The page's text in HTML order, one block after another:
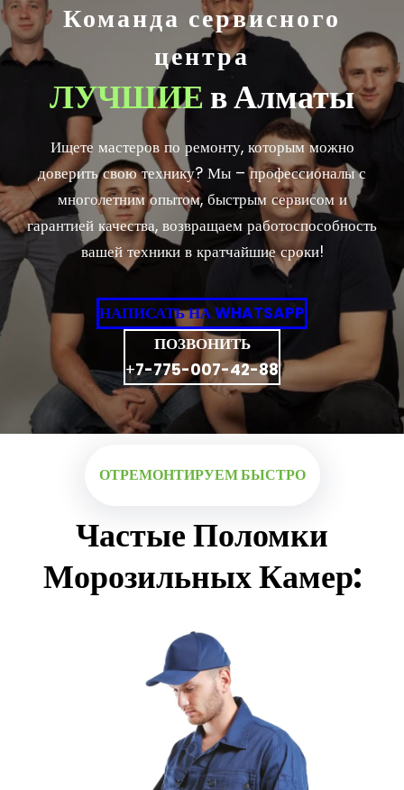
Команда сервисного
центра
ЛУЧШИЕв Алматы
Ищете мастеров по ремонту, которым можно
доверить свою технику? Мы – профессионалы с
многолетним опытом, быстрым сервисом и
гарантией качества, возвращаем работоспособность
вашей техники в кратчайшие сроки!
НАПИСАТЬ НА WHATSAPP
ПОЗВОНИТЬ
+7-775-007-42-88
ОТРЕМОНТИРУЕМ БЫСТРО
Частые Поломки
Морозильных Камер: